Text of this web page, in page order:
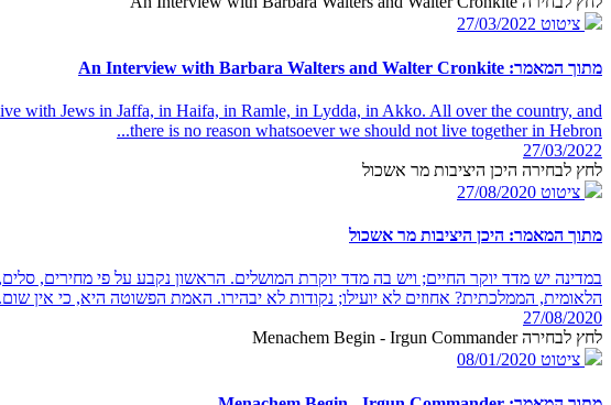
ציטוט 27/03/2022
מתוך המאמר: An Interview with Barbara Walters and Walter Cronkite
with Jews in Jaffa, in Haifa, in Ramle, in Lydda, in Akko. All over the country, and
there is no reason whatsoever we should not live together in Hebron...
27/03/2022
לחץ לבחירה היכן היציבות מר אשכול
ציטוט 27/08/2020
מתוך המאמר: היכן היציבות מר אשכול
במדינה יש מדד יוקר החיים; ויש בה מדד יוקרת המושלים. הראשון נקבע על פי מחירים,
הלאומית, הממלכתית? אחוזים לא יועילו; נקודות לא יבהירו. האמת הפשוטה היא, כי אין
27/08/2020
לחץ לבחירה Menachem Begin - Irgun Commander
ציטוט 08/01/2020